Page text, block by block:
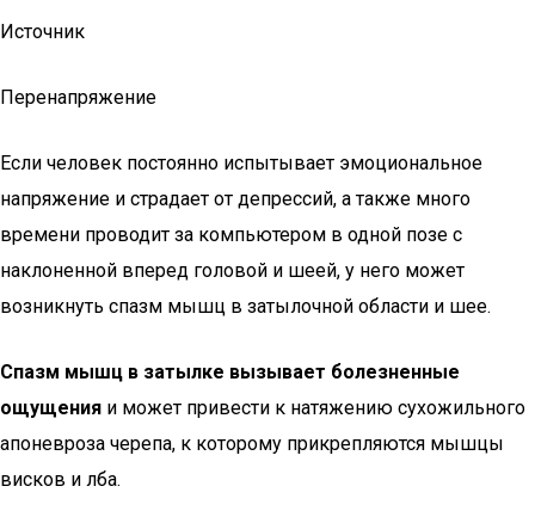
Источник
Перенапряжение
Если человек постоянно испытывает эмоциональное
напряжение и страдает от депрессий, а также много
времени проводит за компьютером в одной позе с
наклоненной вперед головой и шеей, у него может
возникнуть спазм мышц в затылочной области и шее.
Спазм мышц в затылке вызывает болезненные
ощущения и может привести к натяжению сухожильного
апоневроза черепа, к которому прикрепляются мышцы
висков и лба.